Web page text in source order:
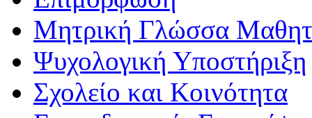
Μητρική Γλώσσα
Ψυχολογική Υποστήριξη
Σχολείο και Κοινότητα